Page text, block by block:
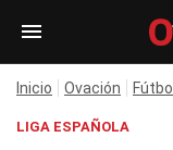
Inicio Ovación Fútbol
LIGA ESPAÑOLA